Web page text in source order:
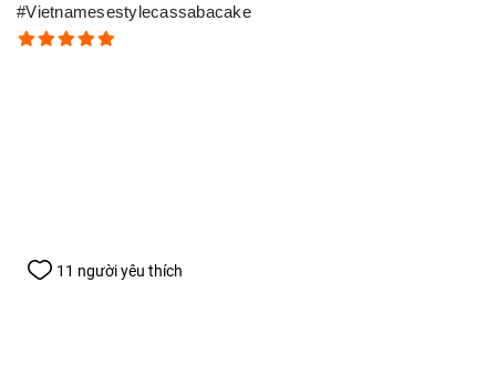
#Vietnamesestylecassabacake
11 người yêu thích